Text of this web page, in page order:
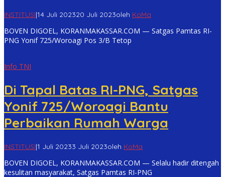
INSTITUSI|14 Juli 202320 Juli 2023oleh KoMa
BOVEN DIGOEL, KORANMAKASSAR.COM — Satgas Pamtas RI-
PNG Yonif 725/Woroagi Pos 3/B Tetop
Info TNI
Di Tapal Batas RI-PNG, Satgas
Yonif 725/Woroagi Bantu
Perbaikan Rumah Warga
INSTITUSI|1 Juli 20233 Juli 2023oleh KoMa
BOVEN DIGOEL, KORANMAKASSAR.COM — Selalu hadir ditengah
kesulitan masyarakat, Satgas Pamtas RI-PNG